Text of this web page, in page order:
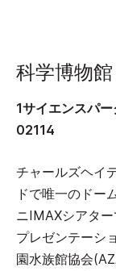
科学博物館
1サイエンスパ
02114
チャールズヘイ
ドで唯一のドー
ニIMAXシアタ
プレゼンテーシ
園水族館協会